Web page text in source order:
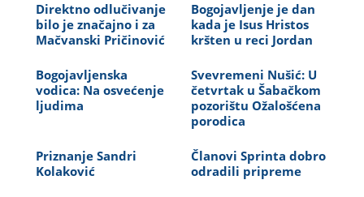
Direktno odlučivanje
bilo je značajno i za
Mačvanski Pričinović
Bogojavljenje je dan
kada je Isus Hristos
kršten u reci Jordan
Bogojavljenska
vodica: Na osvećenje
ljudima
Svevremeni Nušić: U
četvrtak u Šabačkom
pozorištu Ožalošćena
porodica
Priznanje Sandri
Kolaković
Članovi Sprinta dobro
odradili pripreme